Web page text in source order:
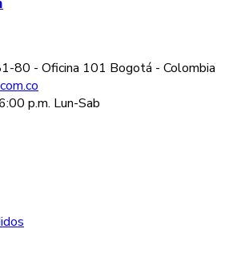
80 - Oficina 101 Bogotá - Colombia
p.m. Lun-Sab